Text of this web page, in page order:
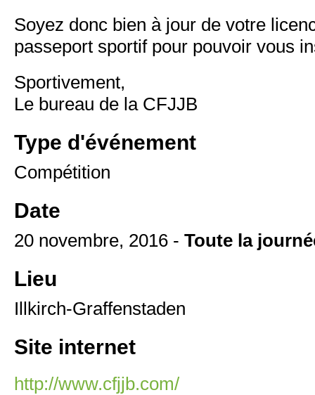
Soyez donc bien à jour de votre
passeport sportif pour pouvoir vous
Sportivement,
Le bureau de la CFJJB
Type d'événement
Compétition
Date
20 novembre, 2016 - Toute la
Lieu
Illkirch-Graffenstaden
Site internet
http://www.cfjjb.com/